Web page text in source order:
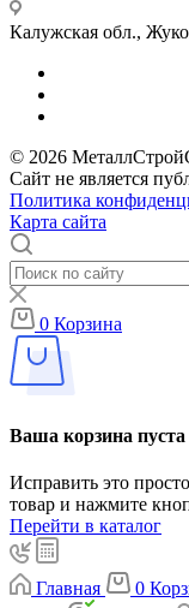
Калужская обл.,
© 2026
Сайт не является
Политика
Карта сайта
0 Корзина
Ваша корзина пуста
Исправить это
товар и нажмите
Перейти в каталог
Главная 0